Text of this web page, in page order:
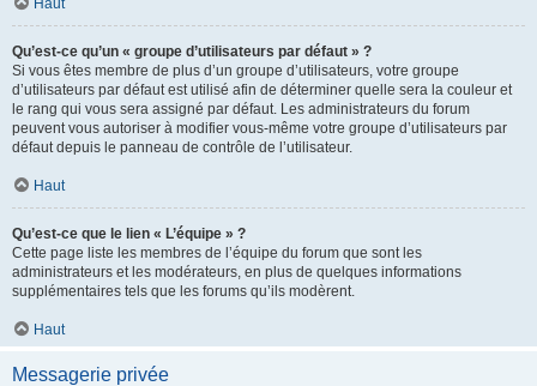
Haut
Qu’est-ce qu’un « groupe d’utilisateurs par défaut » ?
Si vous êtes membre de plus d’un groupe d’utilisateurs, votre groupe
d’utilisateurs par défaut est utilisé afin de déterminer quelle sera la couleur et
le rang qui vous sera assigné par défaut. Les administrateurs du forum
peuvent vous autoriser à modifier vous-même votre groupe d’utilisateurs par
défaut depuis le panneau de contrôle de l’utilisateur.
Haut
Qu’est-ce que le lien « L’équipe » ?
Cette page liste les membres de l’équipe du forum que sont les
administrateurs et les modérateurs, en plus de quelques informations
supplémentaires tels que les forums qu’ils modèrent.
Haut
Messagerie privée